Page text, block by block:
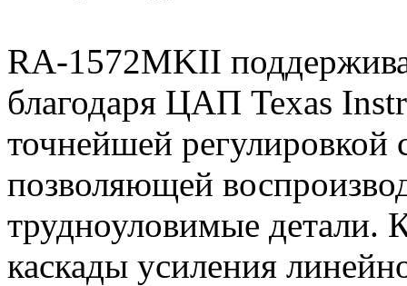
RA-1572MKII
благодаря ЦАП Texas
точнейшей регулировкой
позволяющей
трудноуловимые детали.
каскады усиления